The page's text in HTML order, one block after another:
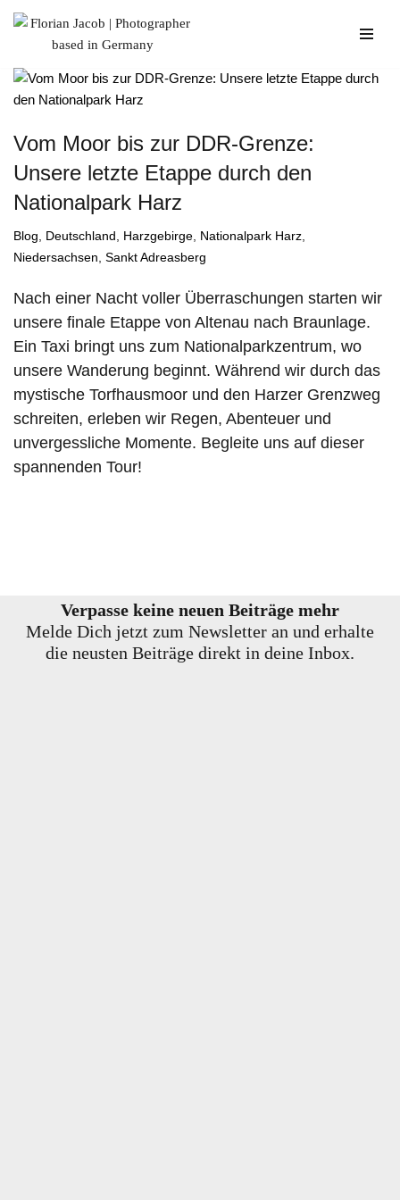
Inhalt
Vom Moor bis zur DDR-Grenze:
Unsere letzte Etappe durch den
Nationalpark Harz
Blog, Deutschland , Harzgebirge, Nationalpark Harz,
Niedersachsen, Sankt Adreasberg
Nach einer Nacht voller Überraschungen starten wir
unsere finale Etappe von Altenau nach Braunlage.
Ein Taxi bringt uns zum Nationalparkzentrum, wo
unsere Wanderung beginnt. Während wir durch das
mystische Torfhausmoor und den Harzer Grenzweg
schreiten, erleben wir Regen, Abenteuer und
unvergessliche Momente. Begleite uns auf dieser
spannenden Tour!
Verpasse keine neuen Beiträge mehr
Melde Dich jetzt zum Newsletter an und erhalte
die neusten Beiträge direkt in deine Inbox.